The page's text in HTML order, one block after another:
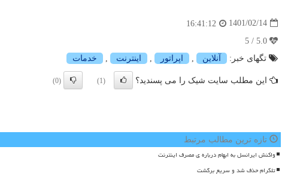
1401/02/14
16:41:12
تگهای خبر:
آنلاین , اپراتور , اینترنت , خدمات
این مطلب سایت شیک را می پسندید؟ (1)
(0)
تازه ترین مطالب مرتبط
واکنش ایرانسل به ابهام درباره ی مصرف اینترنت
تلگرام حذف شد و سریع برگشت